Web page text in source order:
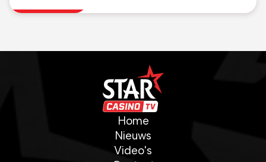
Home
Nieuws
Video's